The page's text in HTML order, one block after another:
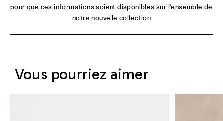
pour que ces informations soient disponibles sur l'ensemble de
notre nouvelle collection
Vous pourriez aimer